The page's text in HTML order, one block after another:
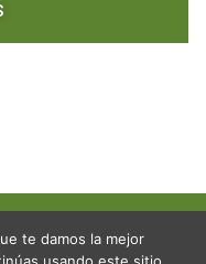
te damos la mejor